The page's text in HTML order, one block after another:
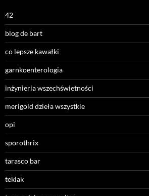
42
blog de bart
co lepsze kawałki
garnkoenterologia
inżynieria wszechświetności
merigold dzieła wszystkie
opi
sporothrix
tarasco bar
teklak